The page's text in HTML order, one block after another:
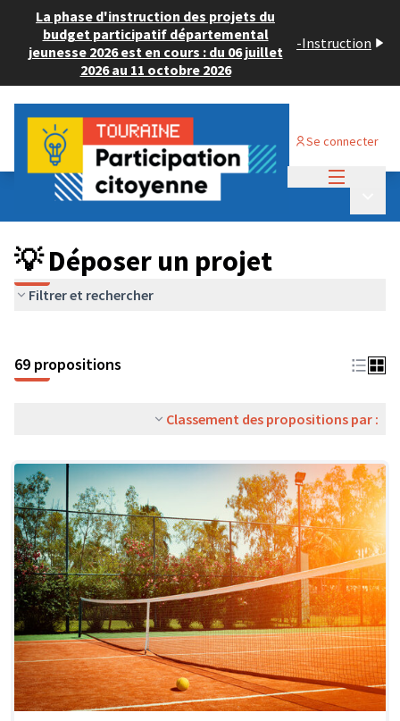
La phase d'instruction des projets du
budget participatif départemental
jeunesse 2026 est en cours : du 06 juillet
2026 au 11 octobre 2026
-Instruction
Se connecter
Budget Participatif ADULTE 2024
💡 Déposer un projet
💡 Déposer un projet
Filtrer et rechercher
69 propositions
Classement des propositions par :